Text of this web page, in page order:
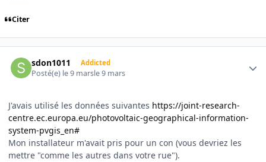
Citer
sdon1011 Addicted
Posté(e) le 9 marsle 9 mars
J'avais utilisé les données suivantes https://joint-research-
centre.ec.europa.eu/photovoltaic-geographical-information-
system-pvgis_en#
Mon installateur m'avait pris pour un con (vous devriez les
mettre "comme les autres dans votre rue").